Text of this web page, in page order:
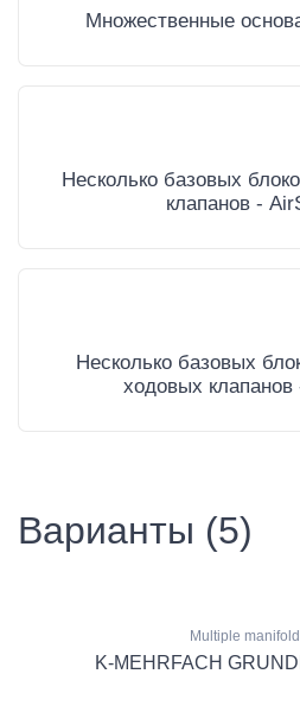
Множественные
Несколько базовых
клапанов -
Несколько базовых
ходовых
Варианты (5)
Multiple
K-MEHRFACH